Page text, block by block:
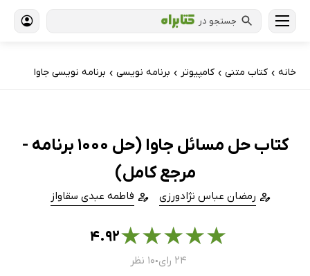
جستجو در
خانه › کتاب‌ متنی › کامپیوتر › برنامه نویسی › برنامه نویسی جاوا
کتاب حل مسائل جاوا (حل 1000 برنامه -
مرجع کامل)
رمضان عباس نژادورزی فاطمه عبدی سقاواز
★
★
★
★
★۴.۹۲
۲۴ رای ● ۱۰ نظر